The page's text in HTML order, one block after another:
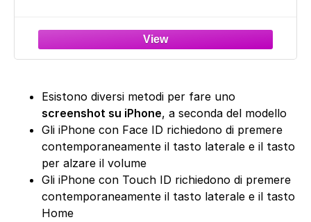
Esistono diversi metodi per fare uno
screenshot su iPhone, a seconda del modello
Gli iPhone con Face ID richiedono di premere
contemporaneamente il tasto laterale e il tasto
per alzare il volume
Gli iPhone con Touch ID richiedono di premere
contemporaneamente il tasto laterale e il tasto
Home